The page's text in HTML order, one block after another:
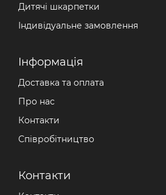
Дитячі шкарпетки
Індивідуальне замовлення
Iнформація
Доставка та оплата
Про нас
Контакти
Співробітництво
Контакти